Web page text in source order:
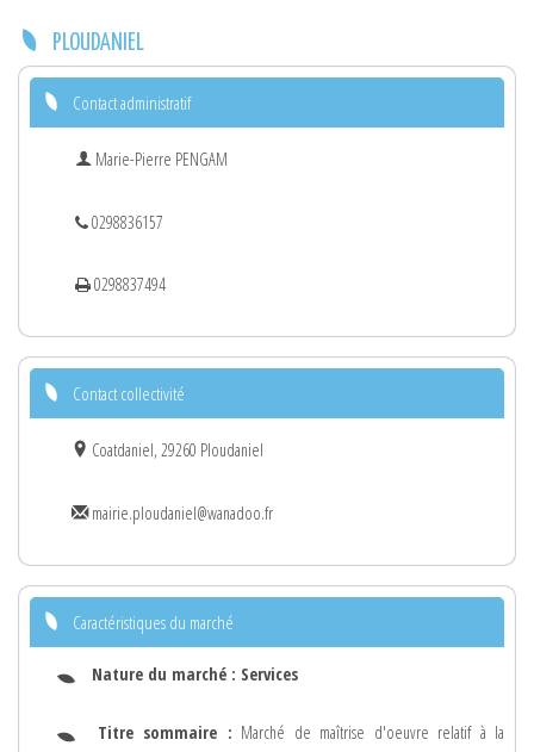
PLOUDANIEL
Contact administratif
Marie-Pierre PENGAM
0298836157
0298837494
Contact collectivité
Coatdaniel, 29260 Ploudaniel
mairie.ploudaniel@wanadoo.fr
Caractéristiques du marché
Nature du marché : Services
Titre sommaire : Marché de maîtrise d'oeuvre relatif à la